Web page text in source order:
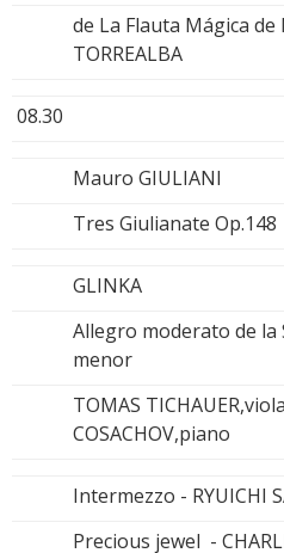
de La Flauta Mágica de
TORREALBA
08.30
Mauro GIULIANI
Tres Giulianate Op.148
GLINKA
Allegro moderato de la
menor
TOMAS
COSACHOV,piano
Intermezzo - RYUICHI
Precious jewel -